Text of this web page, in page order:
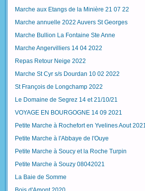
Marche aux Etangs de la Minière 21 07 22
Marche annuelle 2022 Auvers St Georges
Marche Bullion La Fontaine Ste Anne
Marche Angervilliers 14 04 2022
Repas Retour Neige 2022
Marche St Cyr s/s Dourdan 10 02 2022
St François de Longchamp 2022
Le Domaine de Segrez 14 et 21/10/21
VOYAGE EN BOURGOGNE 14 09 2021
Petite Marche à Rochefort en Yvelines Aout 2021
Petite Marche à l'Abbaye de l'Ouye
Petite Marche à Soucy et la Roche Turpin
Petite Marche à Souzy 08042021
La Baie de Somme